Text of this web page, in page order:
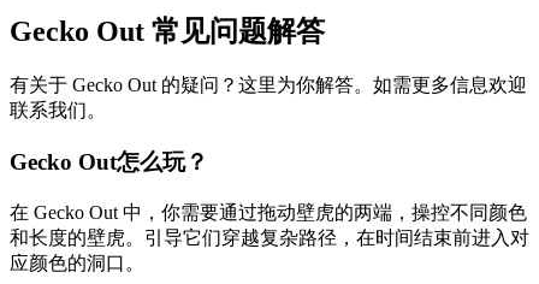
Gecko Out 常见问题解答
有关于 Gecko Out 的疑问？这里为你解答。如需更多信息欢迎
联系我们。
Gecko Out怎么玩？
在 Gecko Out 中，你需要通过拖动壁虎的两端，操控不同颜色
和长度的壁虎。引导它们穿越复杂路径，在时间结束前进入对
应颜色的洞口。